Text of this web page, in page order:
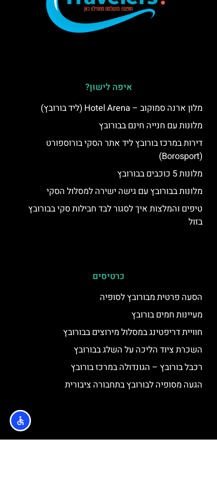
איפה לישון?
מלון ארנה סמוקוב – Hotel Arena (ליד בורובץ)
מלונות עם חנייה חינם בבורובץ
דירות במרכז בורובץ ליד אתר הסקי בורוספורט
(Borosport)
מלונות 5 כוכבים בבורובץ
מלונות בבורובץ עם גישה ישירה למסלול הסקי
טיפים והמלצות איך לסגור לבד חבילות סקי בבורובץ
בזול
כרטיסים
הסעה פרטית מבורובץ לסופיה
מעיינות חמים בורובץ
חוויית דריפטינג במסלול מירוצים בבורובץ
השכרת ציוד הליכה על השלג בבורובץ
רכבל בורובץ – הגונדולה במרכז בורובץ
הגעה מסופיה לבורובץ בתחבורה ציבורית